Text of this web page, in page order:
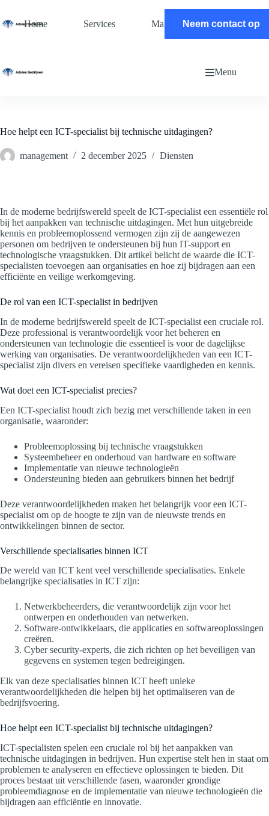
de
Home Services Magazine Contact
Neem contact op
Menu
Hoe helpt een ICT-specialist bij technische uitdagingen?
management 2 december 2025 Diensten
In de moderne bedrijfswereld speelt de ICT-specialist een essentiële rol
bij het aanpakken van technische uitdagingen. Met hun uitgebreide
kennis en probleemoplossend vermogen zijn zij de aangewezen
personen om bedrijven te ondersteunen bij hun IT-support en
technologische vraagstukken. Dit artikel belicht de waarde die ICT-
specialisten toevoegen aan organisaties en hoe zij bijdragen aan een
efficiënte en veilige werkomgeving.
De rol van een ICT-specialist in bedrijven
In de moderne bedrijfswereld speelt de ICT-specialist een cruciale rol.
Deze professional is verantwoordelijk voor het beheren en
ondersteunen van technologie die essentieel is voor de dagelijkse
werking van organisaties. De verantwoordelijkheden van een ICT-
specialist zijn divers en vereisen specifieke vaardigheden en kennis.
Wat doet een ICT-specialist precies?
Een ICT-specialist houdt zich bezig met verschillende taken in een
organisatie, waaronder:
Probleemoplossing bij technische vraagstukken
Systeembeheer en onderhoud van hardware en software
Implementatie van nieuwe technologieën
Ondersteuning bieden aan gebruikers binnen het bedrijf
Deze verantwoordelijkheden maken het belangrijk voor een ICT-
specialist om op de hoogte te zijn van de nieuwste trends en
ontwikkelingen binnen de sector.
Verschillende specialisaties binnen ICT
De wereld van ICT kent veel verschillende specialisaties. Enkele
belangrijke specialisaties in ICT zijn:
Netwerkbeheerders, die verantwoordelijk zijn voor het
ontwerpen en onderhouden van netwerken.
Software-ontwikkelaars, die applicaties en softwareoplossingen
creëren.
Cyber security-experts, die zich richten op het beveiligen van
gegevens en systemen tegen bedreigingen.
Elk van deze specialisaties binnen ICT heeft unieke
verantwoordelijkheden die helpen bij het optimaliseren van de
bedrijfsvoering.
Hoe helpt een ICT-specialist bij technische uitdagingen?
ICT-specialisten spelen een cruciale rol bij het aanpakken van
technische uitdagingen in bedrijven. Hun expertise stelt hen in staat om
problemen te analyseren en effectieve oplossingen te bieden. Dit
proces bestaat uit verschillende fasen, waaronder grondige
probleemdiagnose en de implementatie van nieuwe technologieën die
bijdragen aan efficiëntie en innovatie.